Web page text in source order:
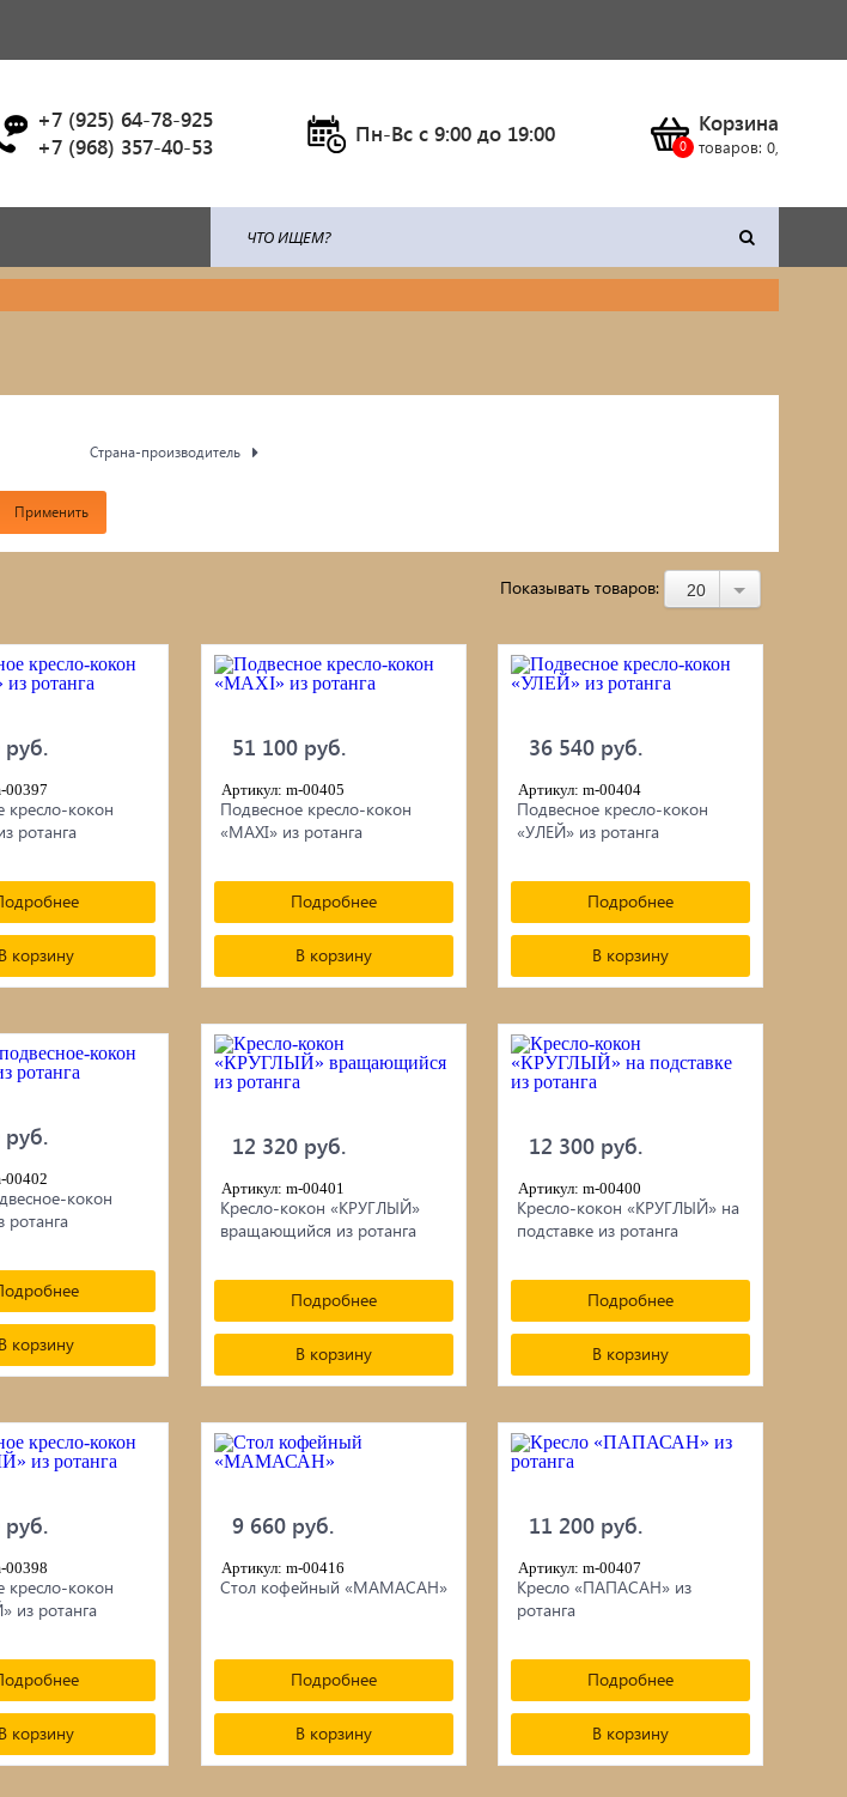
+7 (925) 64-78-925
+7 (968) 357-40-53
Пн-Вс c 9:00 до 19:00 Корзина
товаров: 0,
Мангалы
Наружная отделка: сайдинг/
Садовая и дачная техника
Строительное оборудование
Чучела животных и птиц
рубероид
Подвесные кресла
Ламинат
Страна-производитель
Применить
Показывать товаров: 20
руб.
00397
кресло-кокон
ротанга
В корзину
51 100 руб.
Артикул: m-00405
Подвесное кресло-кокон
«MAXI» из ротанга
Подробнее
В корзину
36 540 руб.
Артикул: m-00404
Подвесное кресло-кокон
«УЛЕЙ» из ротанга
Подробнее
В корзину
руб.
00402
кокон
В корзину
12 320 руб.
Артикул: m-00401
Кресло-кокон «КРУГЛЫЙ»
вращающийся из ротанга
Подробнее
В корзину
12 300 руб.
Артикул: m-00400
Кресло-кокон «КРУГЛЫЙ» на
подставке из ротанга
Подробнее
В корзину
руб.
00398
кресло-кокон
из ротанга
В корзину
9 660 руб.
Артикул: m-00416
Стол кофейный «МАМАСАН»
Подробнее
В корзину
11 200 руб.
Артикул: m-00407
Кресло «ПАПАСАН» из
ротанга
Подробнее
В корзину